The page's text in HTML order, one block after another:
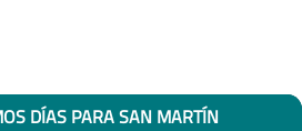
DÍAS PARA SAN MARTÍN